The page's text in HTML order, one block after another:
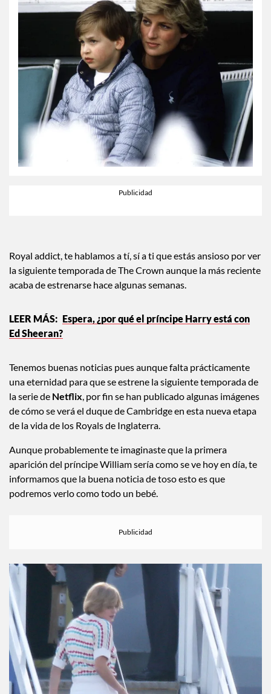
Royal addict, te hablamos a tí, sí a ti que estás ansioso por ver
la siguiente temporada de The Crown aunque la más reciente
Espera, ¿por qué el príncipe Harry está con
Tenemos buenas noticias pues aunque falta prácticamente
una eternidad para que se estrene la siguiente temporada de
la serie deNetflix, por fin se han publicado algunas imágenes
de cómo se verá el duque de Cambridge en esta nueva etapa
Aunque probablemente te imaginaste que la primera
aparición del príncipe William sería como se ve hoy en día, te
informamos que la buena noticia de toso esto es que